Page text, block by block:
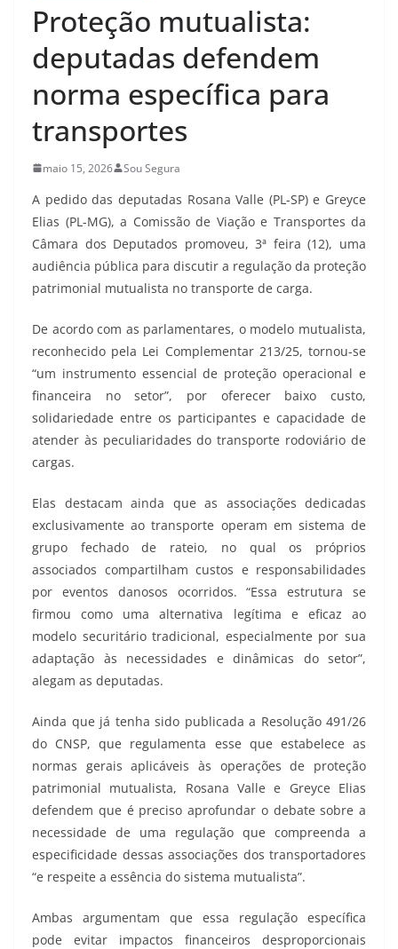
Proteção mutualista:
deputadas defendem
norma específica para
transportes
maio 15, 2026 Sou Segura
A pedido das deputadas Rosana Valle (PL-SP) e Greyce
Elias (PL-MG), a Comissão de Viação e Transportes da
Câmara dos Deputados promoveu, 3ª feira (12), uma
audiência pública para discutir a regulação da proteção
patrimonial mutualista no transporte de carga.
De acordo com as parlamentares, o modelo mutualista,
reconhecido pela Lei Complementar 213/25, tornou-se
“um instrumento essencial de proteção operacional e
financeira no setor”, por oferecer baixo custo,
solidariedade entre os participantes e capacidade de
atender às peculiaridades do transporte rodoviário de
cargas.
Elas destacam ainda que as associações dedicadas
exclusivamente ao transporte operam em sistema de
grupo fechado de rateio, no qual os próprios
associados compartilham custos e responsabilidades
por eventos danosos ocorridos. “Essa estrutura se
firmou como uma alternativa legítima e eficaz ao
modelo securitário tradicional, especialmente por sua
adaptação às necessidades e dinâmicas do setor”,
alegam as deputadas.
Ainda que já tenha sido publicada a Resolução 491/26
do CNSP, que regulamenta esse que estabelece as
normas gerais aplicáveis às operações de proteção
patrimonial mutualista, Rosana Valle e Greyce Elias
defendem que é preciso aprofundar o debate sobre a
necessidade de uma regulação que compreenda a
especificidade dessas associações dos transportadores
“e respeite a essência do sistema mutualista”.
Ambas argumentam que essa regulação específica
pode evitar impactos financeiros desproporcionais